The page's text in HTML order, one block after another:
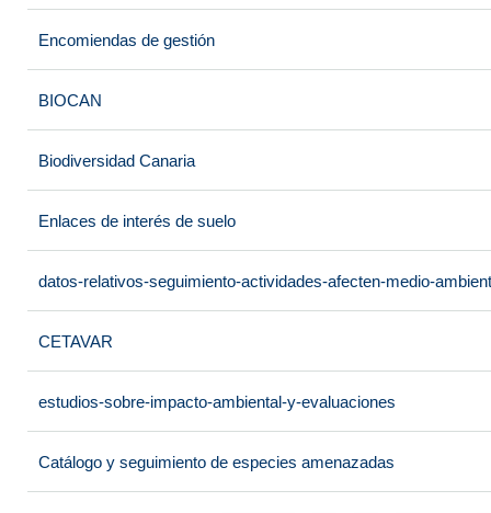
Encomiendas de gestión
BIOCAN
Biodiversidad Canaria
Enlaces de interés de suelo
datos-relativos-seguimiento-actividades-afecten-medio-
CETAVAR
estudios-sobre-impacto-ambiental-y-evaluaciones
Catálogo y seguimiento de especies amenazadas